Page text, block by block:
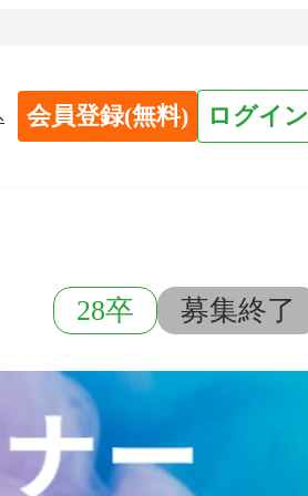
会員登録(無料) ログイン
28卒 募集終了